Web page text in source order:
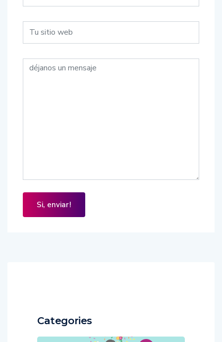
Categories